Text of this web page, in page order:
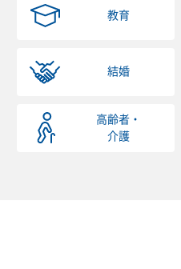
教育
結婚
高齢者・
介護